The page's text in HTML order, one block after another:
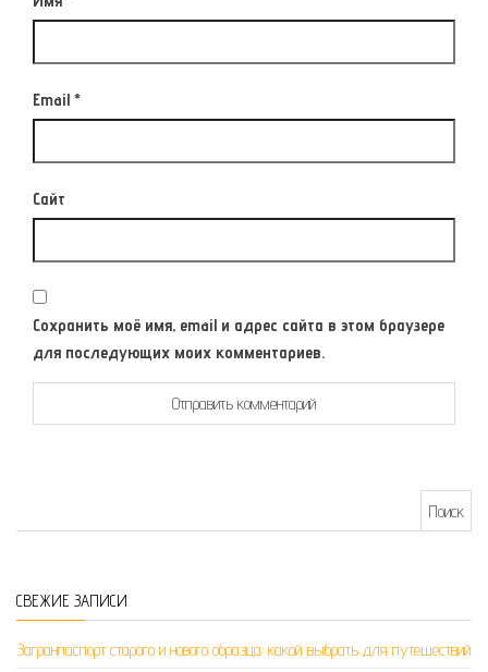
Email *
Сайт
Сохранить моё имя, email и адрес сайта в этом браузере
для последующих моих комментариев.
СВЕЖИЕ ЗАПИСИ
Загранпаспорт старого и нового образца: какой выбрать для путешествий